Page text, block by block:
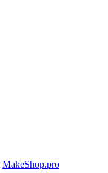
MakeShop.pro